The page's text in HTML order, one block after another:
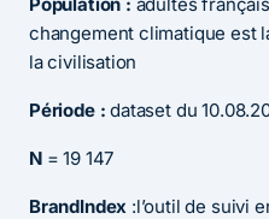
changement climatique est
la civilisation
Période : dataset du
N = 19 147
BrandIndex :l’outil de suivi